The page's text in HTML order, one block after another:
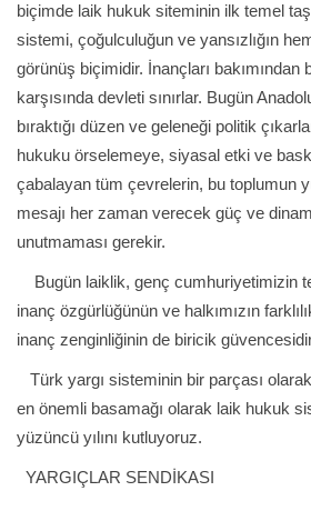
biçimde laik hukuk siteminin ilk temel
sistemi, çoğulculuğun ve yansızlığın
görünüş biçimidir. İnançları bakımından
karşısında devleti sınırlar. Bugün
bıraktığı düzen ve geleneği politik
hukuku örselemeye, siyasal etki ve
çabalayan tüm çevrelerin, bu toplumun
mesajı her zaman verecek güç ve
unutmaması gerekir.
Bugün laiklik, genç cumhuriyetimizin
inanç özgürlüğünün ve halkımızın
inanç zenginliğinin de biricik
Türk yargı sisteminin bir parçası
en önemli basamağı olarak laik hukuk
yüzüncü yılını kutluyoruz.
YARGIÇLAR SENDİKASI